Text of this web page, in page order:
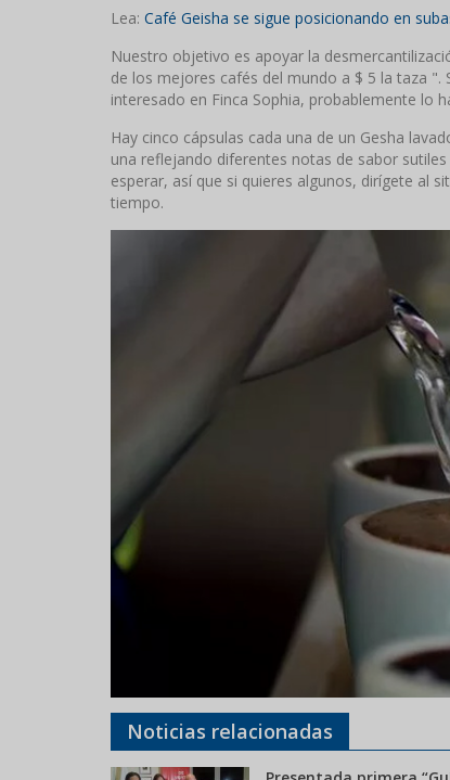
Lea: Café Geisha se sigue posicionando en
Nuestro objetivo es apoyar la
de los mejores cafés del mundo a $ 5 la taza ".
interesado en Finca Sophia, probablemente lo
Hay cinco cápsulas cada una de un Gesha
una reflejando diferentes notas de sabor
esperar, así que si quieres algunos, dirígete al
tiempo.
Noticias relacionadas